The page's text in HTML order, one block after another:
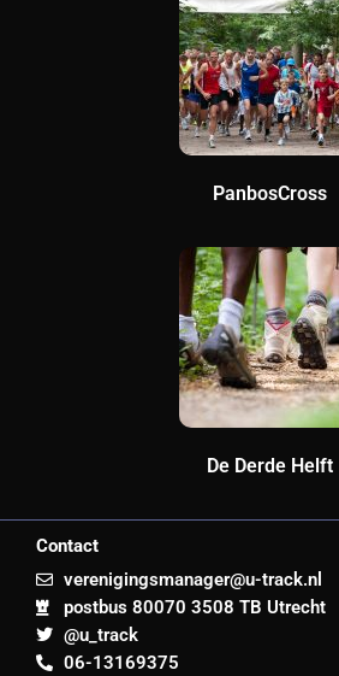
PanbosCross
De Derde Helft
Contact
verenigingsmanager@u-track.nl
postbus 80070 3508 TB Utrecht
@u_track
06-13169375